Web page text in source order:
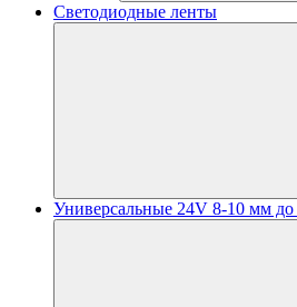
Светодиодные ленты
Универсальные 24V 8-10 мм до